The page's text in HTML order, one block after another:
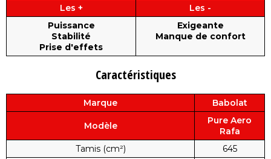
Les +
Les -
Puissance
Stabilité
Prise d'effets
Exigeante
Manque de confort
Caractéristiques
Marque Babolat
Modèle
Pure Aero
Rafa
Tamis (cm²)
645